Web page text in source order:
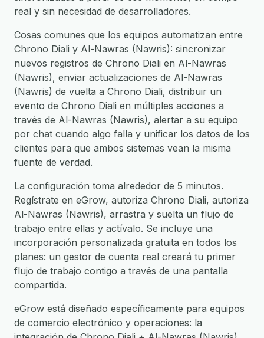
real y sin necesidad de desarrolladores.
Cosas comunes que los equipos automatizan entre
Chrono Diali y Al-Nawras (Nawris): sincronizar
nuevos registros de Chrono Diali en Al-Nawras
(Nawris), enviar actualizaciones de Al-Nawras
(Nawris) de vuelta a Chrono Diali, distribuir un
evento de Chrono Diali en múltiples acciones a
través de Al-Nawras (Nawris), alertar a su equipo
por chat cuando algo falla y unificar los datos de los
clientes para que ambos sistemas vean la misma
fuente de verdad.
La configuración toma alrededor de 5 minutos.
Regístrate en eGrow, autoriza Chrono Diali, autoriza
Al-Nawras (Nawris), arrastra y suelta un flujo de
trabajo entre ellas y actívalo. Se incluye una
incorporación personalizada gratuita en todos los
planes: un gestor de cuenta real creará tu primer
flujo de trabajo contigo a través de una pantalla
compartida.
eGrow está diseñado específicamente para equipos
de comercio electrónico y operaciones: la